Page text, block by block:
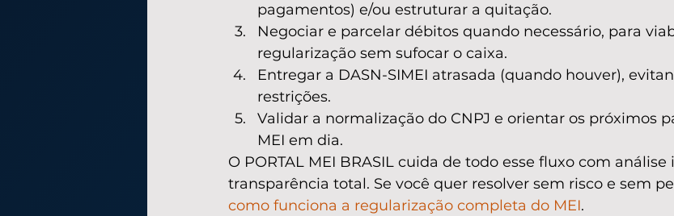
pagamentos) e/ou estruturar a quitação.
Negociar e parcelar débitos quando necessário, para
regularização sem sufocar o caixa.
Entregar a DASN-SIMEI atrasada (quando houver),
restrições.
Validar a normalização do CNPJ e orientar os próximos
MEI em dia.
O PORTAL MEI BRASIL cuida de todo esse fluxo com
transparência total. Se você quer resolver sem risco e sem
como funciona a regularização completa do MEI.